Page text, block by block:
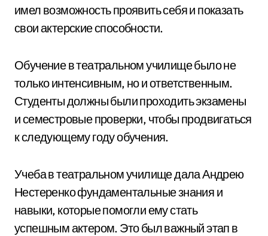
имел возможность проявить себя и показать
свои актерские способности.
Обучение в театральном училище было не
только интенсивным, но и ответственным.
Студенты должны были проходить экзамены
и семестровые проверки, чтобы продвигаться
к следующему году обучения.
Учеба в театральном училище дала Андрею
Нестеренко фундаментальные знания и
навыки, которые помогли ему стать
успешным актером. Это был важный этап в